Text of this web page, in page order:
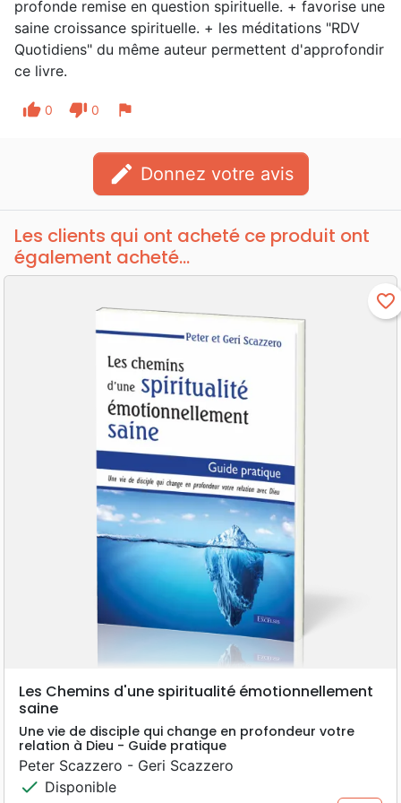
profonde remise en question spirituelle. + favorise une
saine croissance spirituelle. + les méditations "RDV
Quotidiens" du même auteur permettent d'approfondir
ce livre.
thumb_up 0 thumb_down 0 flag
edit Donnez votre avis
Les clients qui ont acheté ce produit ont
également acheté...
favorite_border
Les Chemins d'une spiritualité émotionnellement
saine
Une vie de disciple qui change en profondeur votre
relation à Dieu - Guide pratique
Peter Scazzero - Geri Scazzero
check Disponible